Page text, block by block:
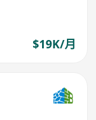
$19K/月